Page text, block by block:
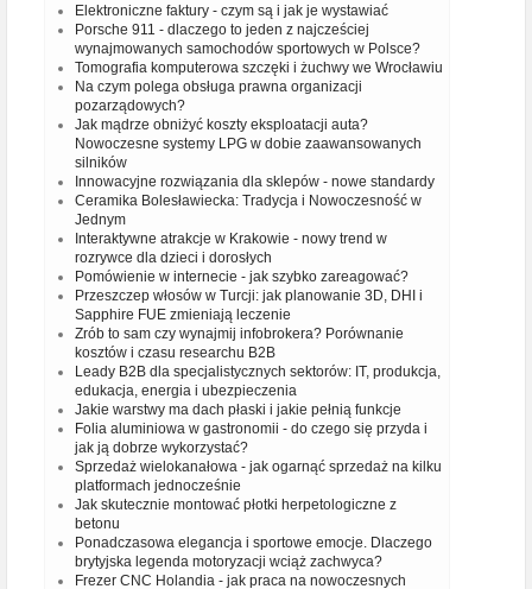
Elektroniczne faktury - czym są i jak je wystawiać
Porsche 911 - dlaczego to jeden z najcześciej
wynajmowanych samochodów sportowych w Polsce?
Tomografia komputerowa szczęki i żuchwy we Wrocławiu
Na czym polega obsługa prawna organizacji
pozarządowych?
Jak mądrze obniżyć koszty eksploatacji auta?
Nowoczesne systemy LPG w dobie zaawansowanych
silników
Innowacyjne rozwiązania dla sklepów - nowe standardy
Ceramika Bolesławiecka: Tradycja i Nowoczesność w
Jednym
Interaktywne atrakcje w Krakowie - nowy trend w
rozrywce dla dzieci i dorosłych
Pomówienie w internecie - jak szybko zareagować?
Przeszczep włosów w Turcji: jak planowanie 3D, DHI i
Sapphire FUE zmieniają leczenie
Zrób to sam czy wynajmij infobrokera? Porównanie
kosztów i czasu researchu B2B
Leady B2B dla specjalistycznych sektorów: IT, produkcja,
edukacja, energia i ubezpieczenia
Jakie warstwy ma dach płaski i jakie pełnią funkcje
Folia aluminiowa w gastronomii - do czego się przyda i
jak ją dobrze wykorzystać?
Sprzedaż wielokanałowa - jak ogarnąć sprzedaż na kilku
platformach jednocześnie
Jak skutecznie montować płotki herpetologiczne z
betonu
Ponadczasowa elegancja i sportowe emocje. Dlaczego
brytyjska legenda motoryzacji wciąż zachwyca?
Frezer CNC Holandia - jak praca na nowoczesnych